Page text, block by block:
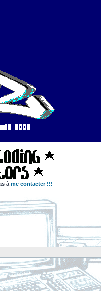
à me contacter !!!